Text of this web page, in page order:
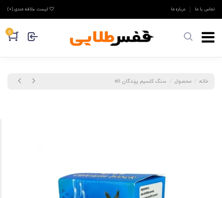
تماس با ما درباره ما لیست علاقه مندی (0
)
0
خانه محصول سنگ کلسیم پرندگان eli